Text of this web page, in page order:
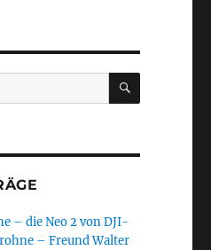
SUCHEN
– die Neo 2 von DJI-
– Freund Walter